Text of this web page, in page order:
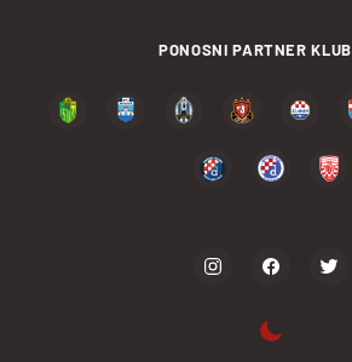
PONOSNI PARTNER